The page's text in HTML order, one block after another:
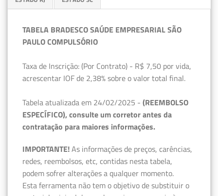
TABELA BRADESCO SAÚDE EMPRESARIAL SÃO
PAULO COMPULSÓRIO
Taxa de Inscrição: (Por Contrato) - R$ 7,50 por vida,
acrescentar IOF de 2,38% sobre o valor total final.
Tabela atualizada em 24/02/2025 - (REEMBOLSO
ESPECÍFICO), consulte um corretor antes da
contratação para maiores informações.
IMPORTANTE!As informações de preços, carências,
redes, reembolsos, etc, contidas nesta tabela,
podem sofrer alterações a qualquer momento.
Esta ferramenta não tem o objetivo de substituir o